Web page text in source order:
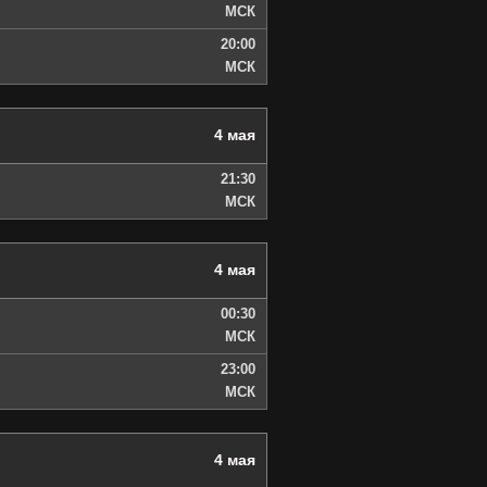
МСК
20:00
МСК
4 мая
21:30
МСК
4 мая
00:30
МСК
23:00
МСК
4 мая